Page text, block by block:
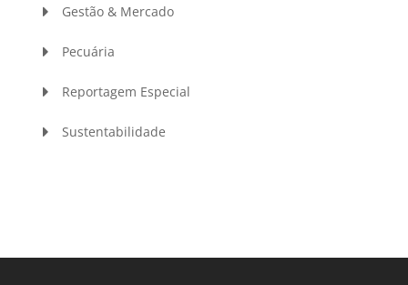
Gestão & Mercado
Pecuária
Reportagem Especial
Sustentabilidade